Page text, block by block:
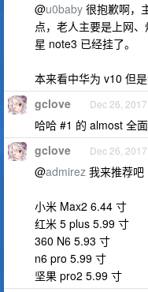
@u0baby 很抱歉啊，
点，老人主要是上网
星 note3 已经挂了。
本来看中华为 v10 但
gclove Dec 26, 2017
哈哈 #1 的 almost 全
gclove Dec 26, 2017
@admirez 我来推荐吧
小米 Max2 6.44 寸
红米 5 plus 5.99 寸
360 N6 5.93 寸
n6 pro 5.99 寸
坚果 pro2 5.99 寸